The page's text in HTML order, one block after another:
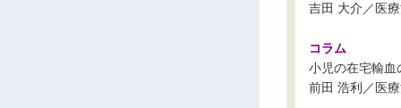
吉田 大介／医
コラム
小児の在宅輸血
前田 浩利／医